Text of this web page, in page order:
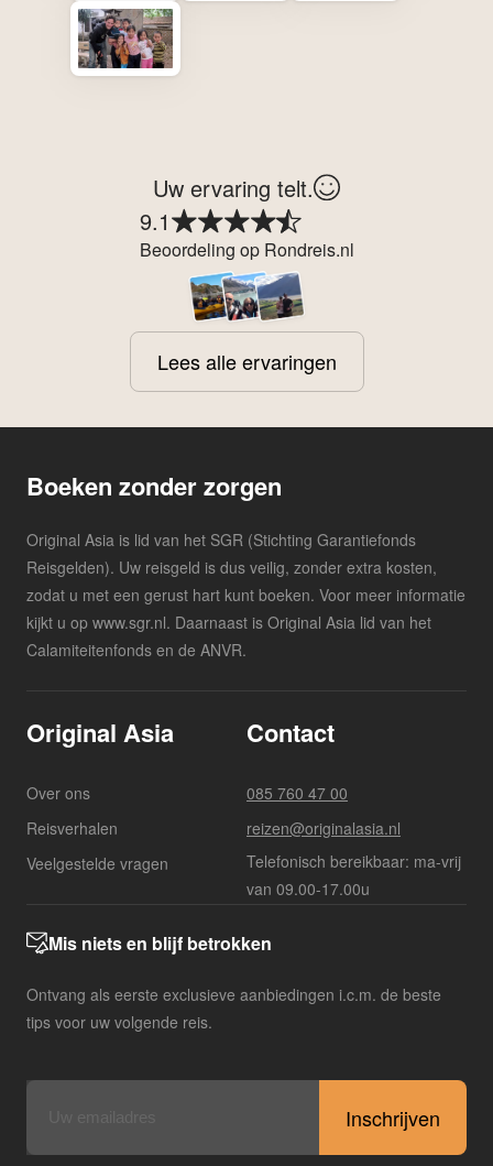
Uw ervaring telt.
9.1
Beoordeling op Rondreis.nl
Lees alle ervaringen
Boeken zonder zorgen
Original Asia is lid van het SGR (Stichting Garantiefonds
Reisgelden). Uw reisgeld is dus veilig, zonder extra kosten,
zodat u met een gerust hart kunt boeken. Voor meer informatie
kijkt u op www.sgr.nl. Daarnaast is Original Asia lid van het
Calamiteitenfonds en de ANVR.
Original Asia
Over ons
Reisverhalen
Veelgestelde vragen
Contact
085 760 47 00
reizen@originalasia.nl
Telefonisch bereikbaar: ma-vrij
van 09.00-17.00u
Mis niets en blijf betrokken
Ontvang als eerste exclusieve aanbiedingen i.c.m. de beste
tips voor uw volgende reis.